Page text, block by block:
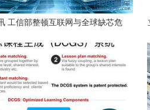
工信部整顿互联网与全球缺芯危